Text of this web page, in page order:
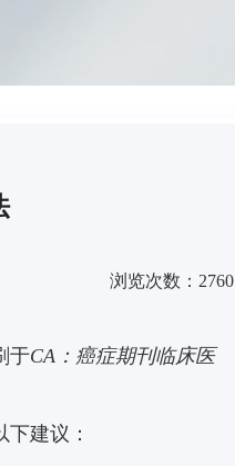
浏览次数：2760
于CA：癌症期刊临床医
建议：